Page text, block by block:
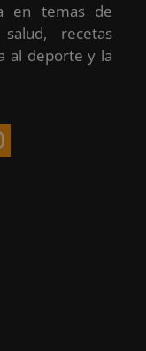
en temas de
recetas
al deporte y la